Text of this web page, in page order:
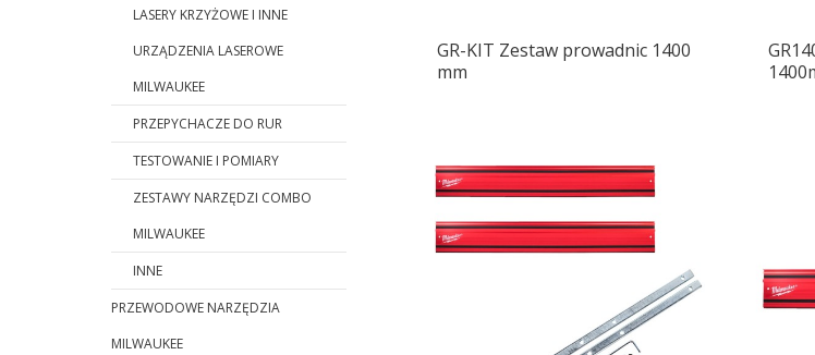
LASERY KRZYŻOWE I INNE
URZĄDZENIA LASEROWE
MILWAUKEE
PRZEPYCHACZE DO RUR
TESTOWANIE I POMIARY
ZESTAWY NARZĘDZI COMBO
MILWAUKEE
INNE
PRZEWODOWE NARZĘDZIA
MILWAUKEE
GR-KIT Zestaw prowadnic 1400
mm